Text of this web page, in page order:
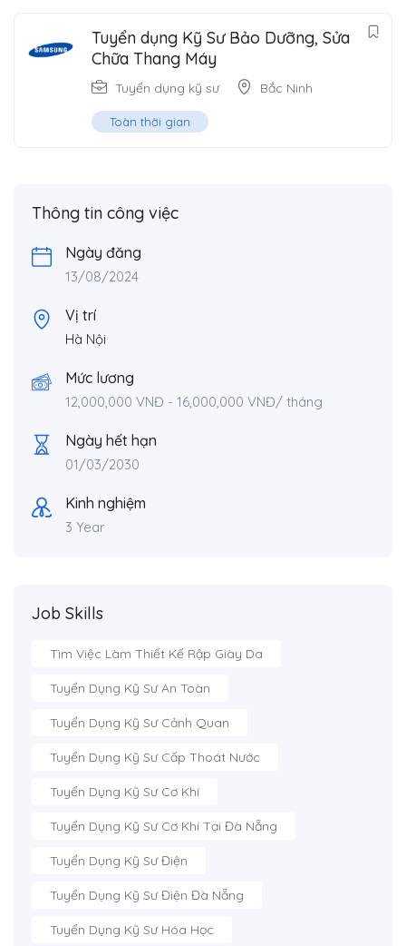
Tuyển dụng Kỹ Sư Bảo Dưỡng, Sửa
Chữa Thang Máy
Tuyển dụng kỹ sư Bắc Ninh
Toàn thời gian
Thông tin công việc
Ngày đăng
13/08/2024
Vị trí
Hà Nội
Mức lương
12,000,000 VNĐ - 16,000,000 VNĐ/ tháng
Ngày hết hạn
01/03/2030
Kinh nghiệm
3 Year
Job Skills
Tìm Việc Làm Thiết Kế Rập Giày Da
Tuyển Dụng Kỹ Sư An Toàn
Tuyển Dụng Kỹ Sư Cảnh Quan
Tuyển Dụng Kỹ Sư Cấp Thoát Nước
Tuyển Dụng Kỹ Sư Cơ Khí
Tuyển Dụng Kỹ Sư Cơ Khí Tại Đà Nẵng
Tuyển Dụng Kỹ Sư Điện
Tuyển Dụng Kỹ Sư Điện Đà Nẵng
Tuyển Dụng Kỹ Sư Hóa Học